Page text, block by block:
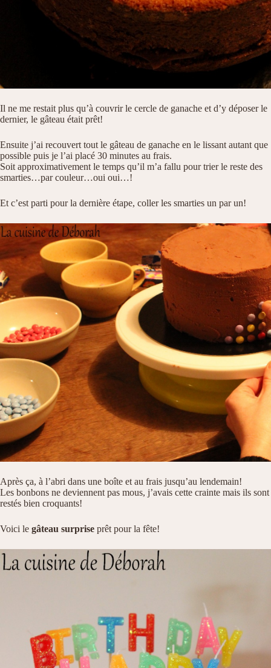
Il ne me restait plus qu’à couvrir le cercle de ganache et d’y déposer le
dernier, le gâteau était prêt!
Ensuite j’ai recouvert tout le gâteau de ganache en le lissant autant que
possible puis je l’ai placé 30 minutes au frais.
Soit approximativement le temps qu’il m’a fallu pour trier le reste des
smarties…par couleur…oui oui…!
Et c’est parti pour la dernière étape, coller les smarties un par un!
Après ça, à l’abri dans une boîte et au frais jusqu’au lendemain!
Les bonbons ne deviennent pas mous, j’avais cette crainte mais ils sont
restés bien croquants!
Voici le gâteau surprise prêt pour la fête!